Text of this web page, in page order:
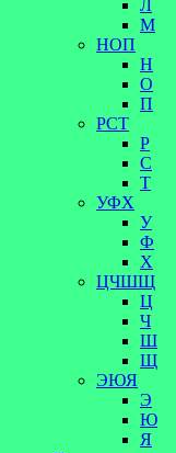
Л
М
НОП
Н
О
П
РСТ
Р
С
Т
УФХ
У
Ф
Х
ЦЧШЩ
Ц
Ч
Ш
Щ
ЭЮЯ
Э
Ю
Я